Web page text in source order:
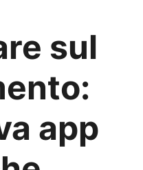
sul
app